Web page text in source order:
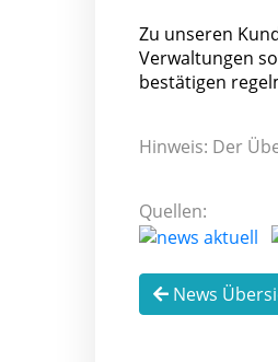
Zu unseren
Verwaltungen
bestätigen
Hinweis: Der
Quellen:
News